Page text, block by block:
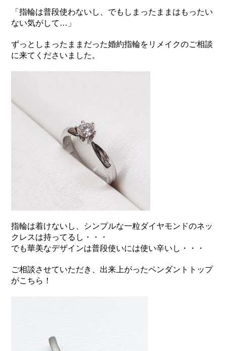
「指輪は普段使わないし、でもしまったままはもったい
ない気がして…」
ずっとしまったままだった婚約指輪をリメイクのご相談
に来てくださいました。
指輪は着けないし、シンプルな一粒ダイヤモンドのネッ
クレスは持ってるし・・・
でも華美なデザインは普段使いには使い辛いし・・・
ご相談させていただき、出来上がったペンダントトップ
がこちら！